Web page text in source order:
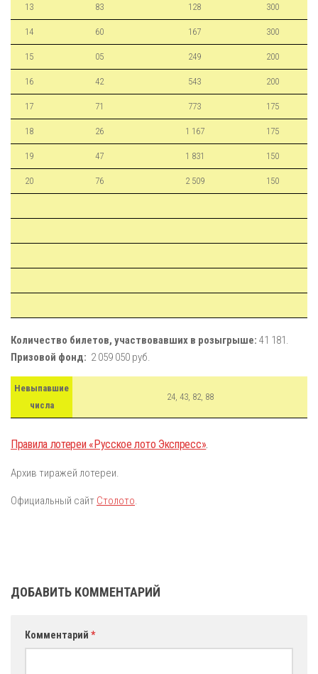
13 83 128 300
14 60 167 300
15 05 249 200
16 42 543 200
17 71 773 175
18 26 1 167 175
19 47 1 831 150
20 76 2 509 150
Количество билетов, участвовавших в розыгрыше: 41 181.
Призовой фонд: 2 059 050 руб.
Невыпавшие
числа
24, 43, 82, 88
Правила лотереи «Русское лото Экспресс».
Архив тиражей лотереи.
Официальный сайт Столото.
ДОБАВИТЬ КОММЕНТАРИЙ
Комментарий *